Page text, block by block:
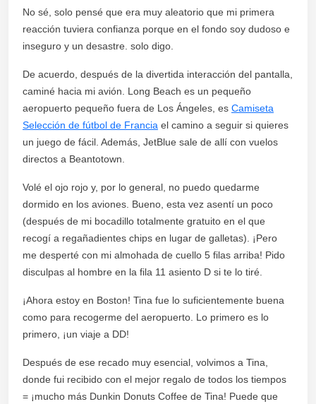
No sé, solo pensé que era muy aleatorio que mi primera
reacción tuviera confianza porque en el fondo soy dudoso e
inseguro y un desastre. solo digo.
De acuerdo, después de la divertida interacción del pantalla,
caminé hacia mi avión. Long Beach es un pequeño
aeropuerto pequeño fuera de Los Ángeles, es Camiseta
Selección de fútbol de Francia el camino a seguir si quieres
un juego de fácil. Además, JetBlue sale de allí con vuelos
directos a Beantotown.
Volé el ojo rojo y, por lo general, no puedo quedarme
dormido en los aviones. Bueno, esta vez asentí un poco
(después de mi bocadillo totalmente gratuito en el que
recogí a regañadientes chips en lugar de galletas). ¡Pero
me desperté con mi almohada de cuello 5 filas arriba! Pido
disculpas al hombre en la fila 11 asiento D si te lo tiré.
¡Ahora estoy en Boston! Tina fue lo suficientemente buena
como para recogerme del aeropuerto. Lo primero es lo
primero, ¡un viaje a DD!
Después de ese recado muy esencial, volvimos a Tina,
donde fui recibido con el mejor regalo de todos los tiempos
= ¡mucho más Dunkin Donuts Coffee de Tina! Puede que